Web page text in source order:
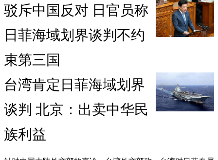
驳斥中国反对 日官员称
日菲海域划界谈判不约
束第三国
台湾肯定日菲海域划界
谈判 北京：出卖中华民
族利益